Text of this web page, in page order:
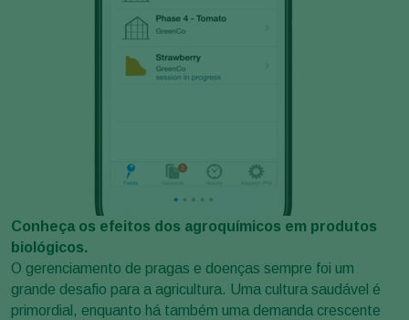
Conheça os efeitos dos agroquímicos em produtos
biológicos.
O gerenciamento de pragas e doenças sempre foi um
grande desafio para a agricultura. Uma cultura saudável é
primordial, enquanto há também uma demanda crescente